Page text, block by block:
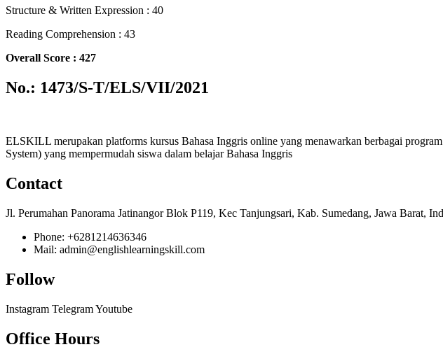
Structure & Written Expression : 40
Reading Comprehension : 43
Overall Score : 427
No.: 1473/S-T/ELS/VII/2021
ELSKILL merupakan platforms kursus Bahasa Inggris online yang menawarkan berbagai
System) yang mempermudah siswa dalam belajar Bahasa Inggris
Contact
Jl. Perumahan Panorama Jatinangor Blok P119, Kec Tanjungsari, Kab. Sumedang, Jawa Barat,
Phone: +6281214636346
Mail: admin@englishlearningskill.com
Follow
Instagram TelegramYoutube
Office Hours